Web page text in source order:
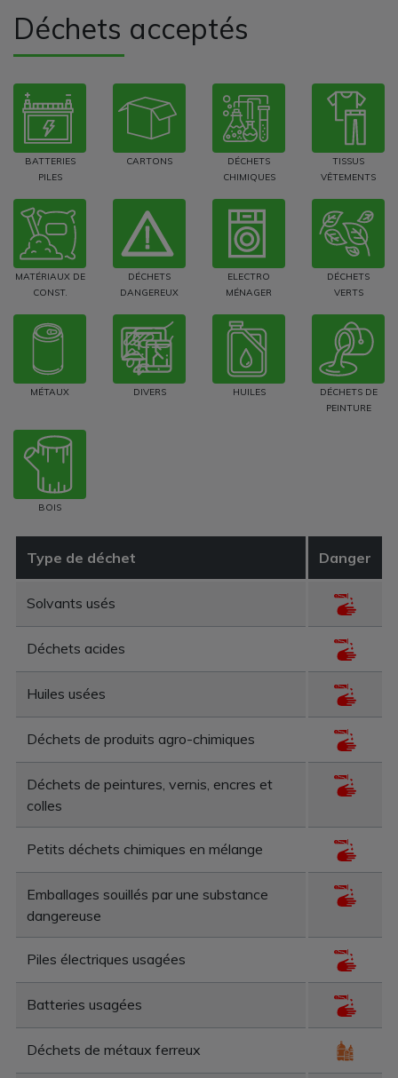
Déchets acceptés
BATTERIES
PILES
CARTONS
DÉCHETS
CHIMIQUES
TISSUS
VÊTEMENTS
MATÉRIAUX DE
CONST.
DÉCHETS
DANGEREUX
ELECTRO
MÉNAGER
DÉCHETS
VERTS
MÉTAUX DIVERS HUILES
DÉCHETS DE
PEINTURE
BOIS
Type de déchet Danger
Solvants usés
Déchets acides
Huiles usées
Déchets de produits agro-chimiques
Déchets de peintures, vernis, encres et
colles
Petits déchets chimiques en mélange
Emballages souillés par une substance
dangereuse
Piles électriques usagées
Batteries usagées
Déchets de métaux ferreux